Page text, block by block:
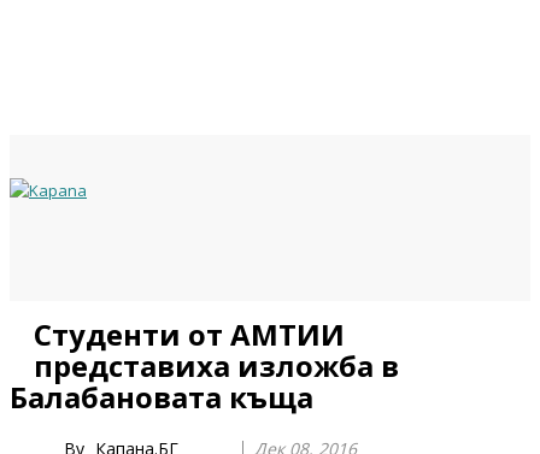
Студенти от АМТИИ
представиха изложба в
Балабановата къща
By Капана.БГ
Дек 08, 2016
Year
Month
Year
Month